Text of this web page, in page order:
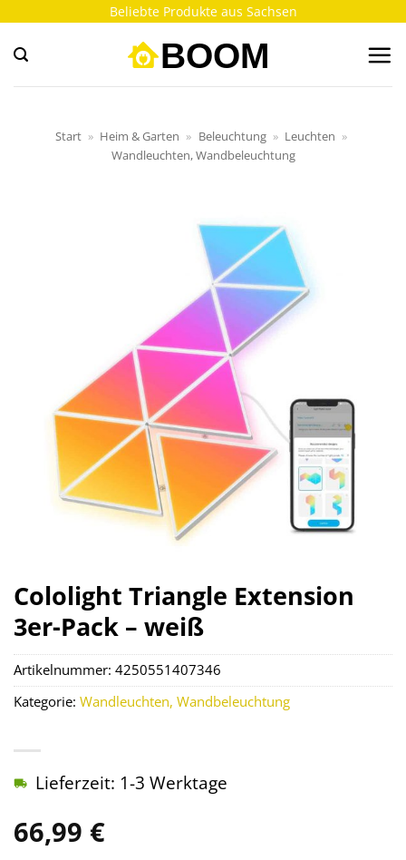
springen
Beliebte Produkte aus Sachsen
Start » Heim & Garten » Beleuchtung » Leuchten »
Wandleuchten, Wandbeleuchtung
Cololight Triangle Extension
3er-Pack – weiß
66,99 €
Lieferzeit: 1-3 Werktage
Artikelnummer: 4250551407346
Kategorie: Wandleuchten, Wandbeleuchtung